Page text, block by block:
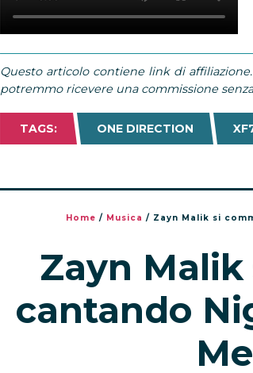
Questo articolo contiene link di
potremmo ricevere una commissione
TAGS: ONE DIRECTION
Home / Musica / Zayn Malik si
Zayn
cantando